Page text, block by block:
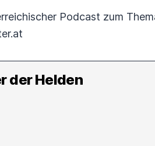
Podcast zum
der Helden